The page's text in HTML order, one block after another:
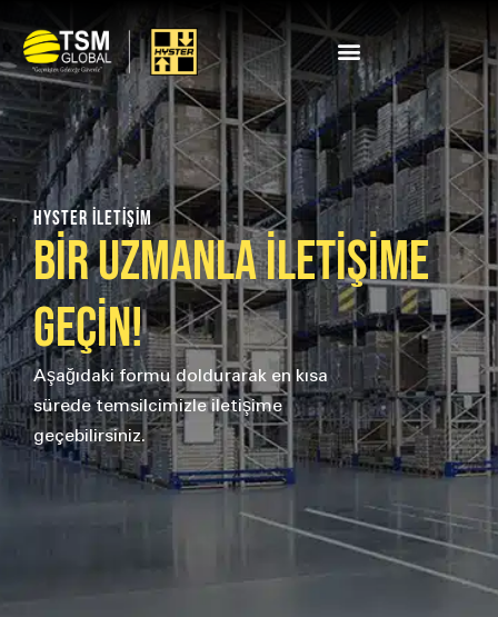
HYSTER iletişim
Bir Uzmanla İletişime
Geçin!
Aşağıdaki formu doldurarak en kısa
sürede temsilcimizle iletişime
geçebilirsiniz.